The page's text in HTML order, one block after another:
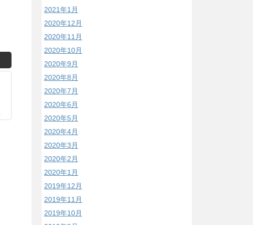
2021年1月
2020年12月
2020年11月
2020年10月
2020年9月
2020年8月
2020年7月
2020年6月
2020年5月
2020年4月
2020年3月
2020年2月
2020年1月
2019年12月
2019年11月
2019年10月